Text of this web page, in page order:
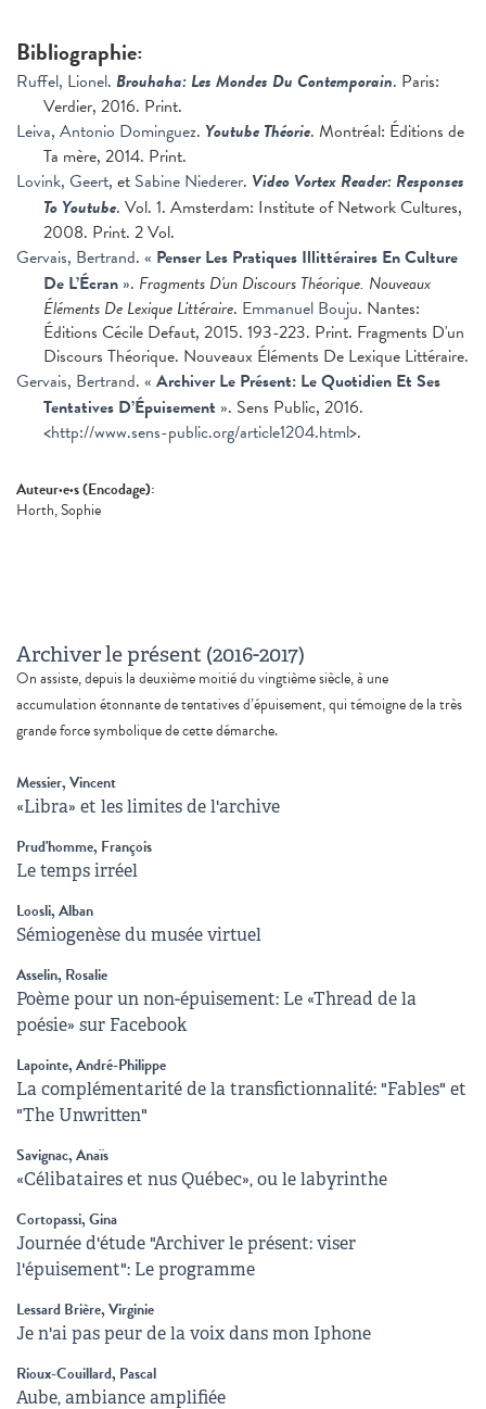
Bibliographie:
Ruffel, Lionel. Brouhaha: Les Mondes Du Contemporain. Paris:
Verdier, 2016. Print.
Leiva, Antonio Dominguez. Youtube Théorie. Montréal: Éditions de
Ta mère, 2014. Print.
Lovink, Geert, et Sabine Niederer. Video Vortex Reader: Responses
To Youtube. Vol. 1. Amsterdam: Institute of Network Cultures,
2008. Print. 2 Vol.
Gervais, Bertrand. « Penser Les Pratiques Illittéraires En Culture
De L’Écran ». Fragments D'un Discours Théorique. Nouveaux
Éléments De Lexique Littéraire. Emmanuel Bouju. Nantes:
Éditions Cécile Defaut, 2015. 193-223. Print. Fragments D'un
Discours Théorique. Nouveaux Éléments De Lexique Littéraire.
Gervais, Bertrand. « Archiver Le Présent: Le Quotidien Et Ses
Tentatives D’Épuisement ». Sens Public, 2016.
<http://www.sens-public.org/article1204.html>.
Auteur·e·s (Encodage):
Horth, Sophie
Archiver le présent (2016-2017)
On assiste, depuis la deuxième moitié du vingtième siècle, à une
accumulation étonnante de tentatives d’épuisement, qui témoigne de la très
grande force symbolique de cette démarche.
Messier, Vincent
«Libra» et les limites de l'archive
Prud'homme, François
Le temps irréel
Loosli, Alban
Sémiogenèse du musée virtuel
Asselin, Rosalie
Poème pour un non-épuisement: Le «Thread de la
poésie» sur Facebook
Lapointe, André-Philippe
La complémentarité de la transfictionnalité: "Fables" et
"The Unwritten"
Savignac, Anaïs
«Célibataires et nus Québec», ou le labyrinthe
Cortopassi, Gina
Journée d'étude "Archiver le présent: viser
l'épuisement": Le programme
Lessard Brière, Virginie
Je n'ai pas peur de la voix dans mon Iphone
Rioux-Couillard, Pascal
Aube, ambiance amplifiée